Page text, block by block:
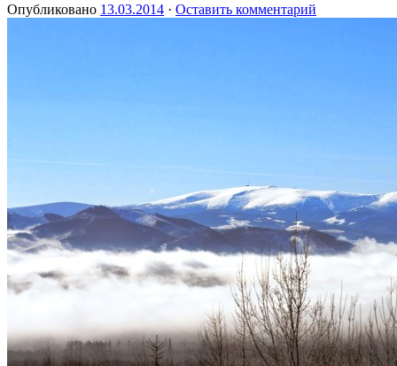
Опубликовано 13.03.2014 · Оставить комментарий